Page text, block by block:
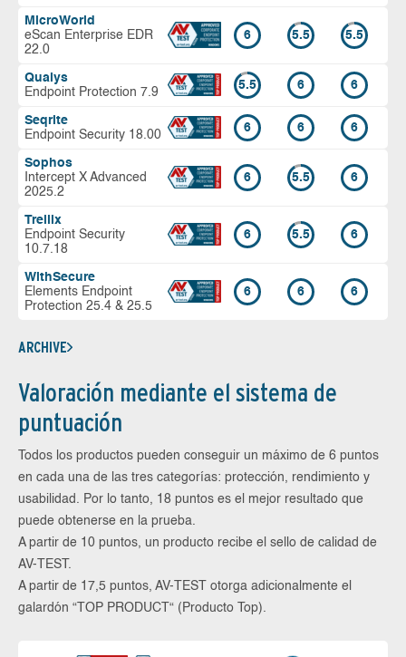
MicroWorld
eScan Enterprise EDR
22.0
6 5.5 5.5
Qualys
Endpoint Protection 7.9
5.5 6 6
Seqrite
Endpoint Security 18.00
6 6 6
Sophos
Intercept X Advanced
2025.2
6 5.5 6
Trellix
Endpoint Security
10.7.18
6 5.5 6
WithSecure
Elements Endpoint
Protection 25.4 & 25.5
6 6 6
ARCHIVE
Valoración mediante el sistema de
puntuación
Todos los productos pueden conseguir un máximo de 6 puntos
en cada una de las tres categorías: protección, rendimiento y
usabilidad. Por lo tanto, 18 puntos es el mejor resultado que
puede obtenerse en la prueba.
A partir de 10 puntos, un producto recibe el sello de calidad de
AV-TEST.
A partir de 17,5 puntos, AV-TEST otorga adicionalmente el
galardón “TOP PRODUCT“ (Producto Top).